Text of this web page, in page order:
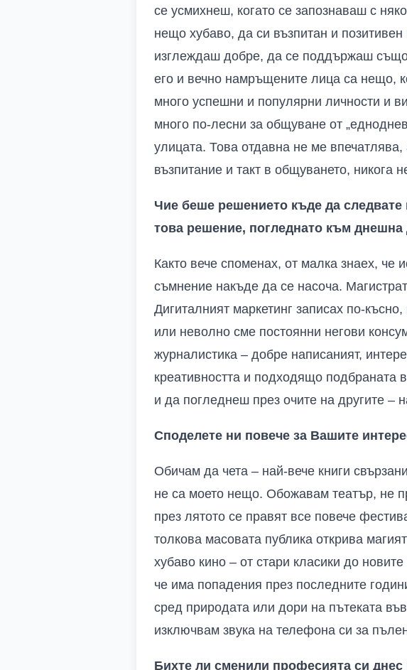
се усмихнеш, когато се запознаваш с
нещо хубаво, да си възпитан и
изглеждаш добре, да се поддържаш
его и вечно намръщените лица са нещо,
много успешни и популярни личности и
много по-лесни за общуване от
улицата. Това отдавна не ме
възпитание и такт в общуването, никога
Чие беше решението къде да
това решение, погледнато към днешна
Както вече споменах, от малка знаех, че
съмнение накъде да се насоча.
Дигиталният маркетинг записах по-
или неволно сме постоянни негови
журналистика – добре написаният,
креативността и подходящо
и да погледнеш през очите на другите –
Споделете ни повече за Вашите
Обичам да чета – най-вече книги
не са моето нещо. Обожавам театър, не
през лятото се правят все повече
толкова масовата публика открива
хубаво кино – от стари класики до
че има попадения през последните
сред природата или дори на пътеката
изключвам звука на телефона си за
Бихте ли сменили професията си